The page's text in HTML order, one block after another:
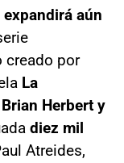
expandirá aún
creado por
La
Brian Herbert y
diez mil
Atreides,